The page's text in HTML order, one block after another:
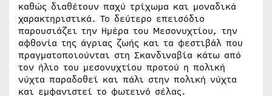
καθώς διαθέτουν παχύ τρίχωμα και μοναδικά
χαρακτηριστικά. Το δεύτερο επεισόδιο
παρουσιάζει την Ημέρα του Μεσονυχτίου, την
αφθονία της άγριας ζωής και τα φεστιβάλ που
πραγματοποιούνται στη Σκανδιναβία κάτω από
τον ήλιο του μεσονυχτίου προτού η πολική
νύχτα παραδοθεί και πάλι στην πολική νύχτα
και εμφανιστεί το φωτεινό σέλας.